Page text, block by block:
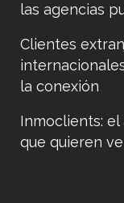
las agencias
Clientes
la conexión
Inmoclients:
que quieren